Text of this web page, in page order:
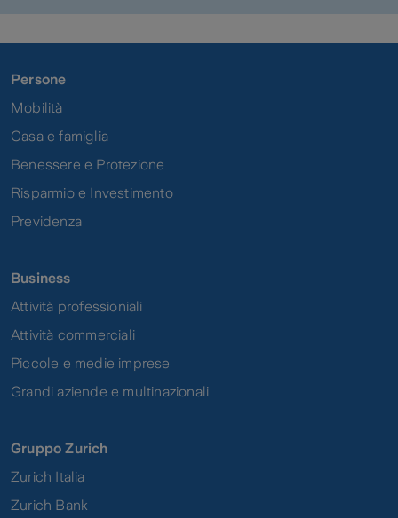
Persone
Mobilità
Casa e famiglia
Benessere e Protezione
Risparmio e Investimento
Previdenza
Business
Attività professioniali
Attività commerciali
Piccole e medie imprese
Grandi aziende e multinazionali
Gruppo Zurich
Zurich Italia
Zurich Bank